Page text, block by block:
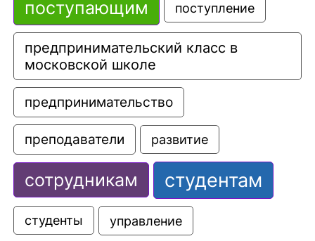
поступающим поступление
предпринимательский класс в
московской школе
предпринимательство
преподаватели развитие
сотрудникам студентам
студенты управление